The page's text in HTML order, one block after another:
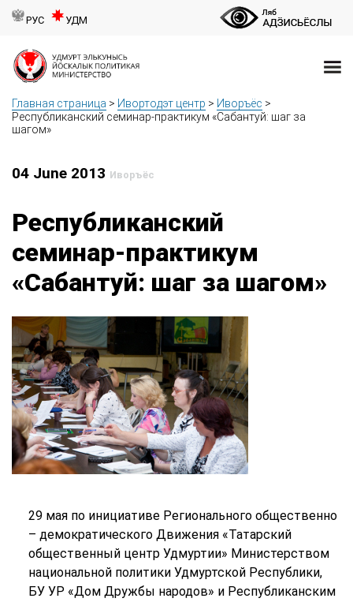
РУС УДМ
Главная страница > Ивортодэт центр > Иворъёс >
Республиканский семинар-практикум «Сабантуй: шаг за
шагом»
04 June 2013 Иворъёс
Республиканский
семинар-практикум
«Сабантуй: шаг за шагом»
29 мая по инициативе Регионального общественно
– демократического Движения «Татарский
общественный центр Удмуртии» Министерством
национальной политики Удмуртской Республики,
БУ УР «Дом Дружбы народов» и Республиканским